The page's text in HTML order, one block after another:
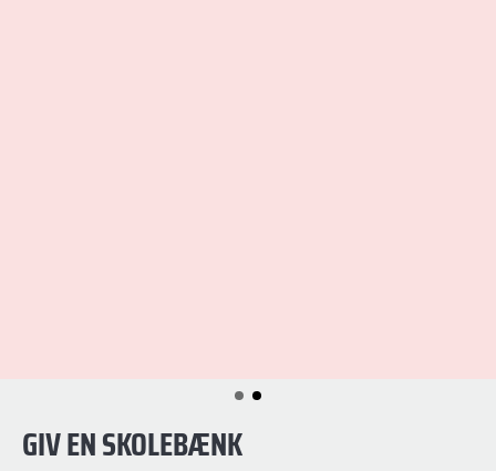
GIV EN SKOLEBÆNK